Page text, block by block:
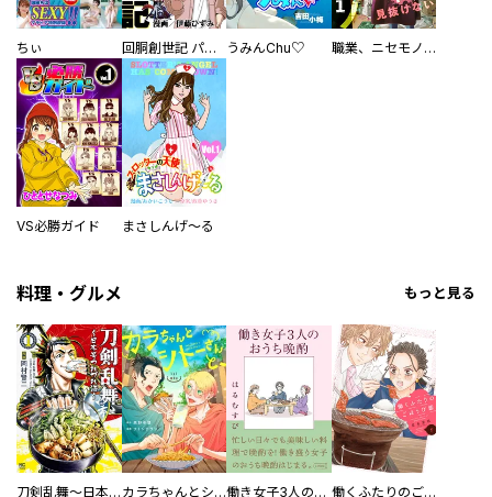
ちぃ 回胴創世記 パチスロを創った男達 うみんChu♡ 職業、ニセモノ～あなたに偽は見抜けない【電子単行本版】
VS必勝ガイド まさしんげ～る
料理・グルメ もっと見る
刀剣乱舞～日本号つれづれ酒～ カラちゃんとシトーさんと、 【分冊版】 働き女子3人のおうち晩酌 働くふたりのごほうび飯